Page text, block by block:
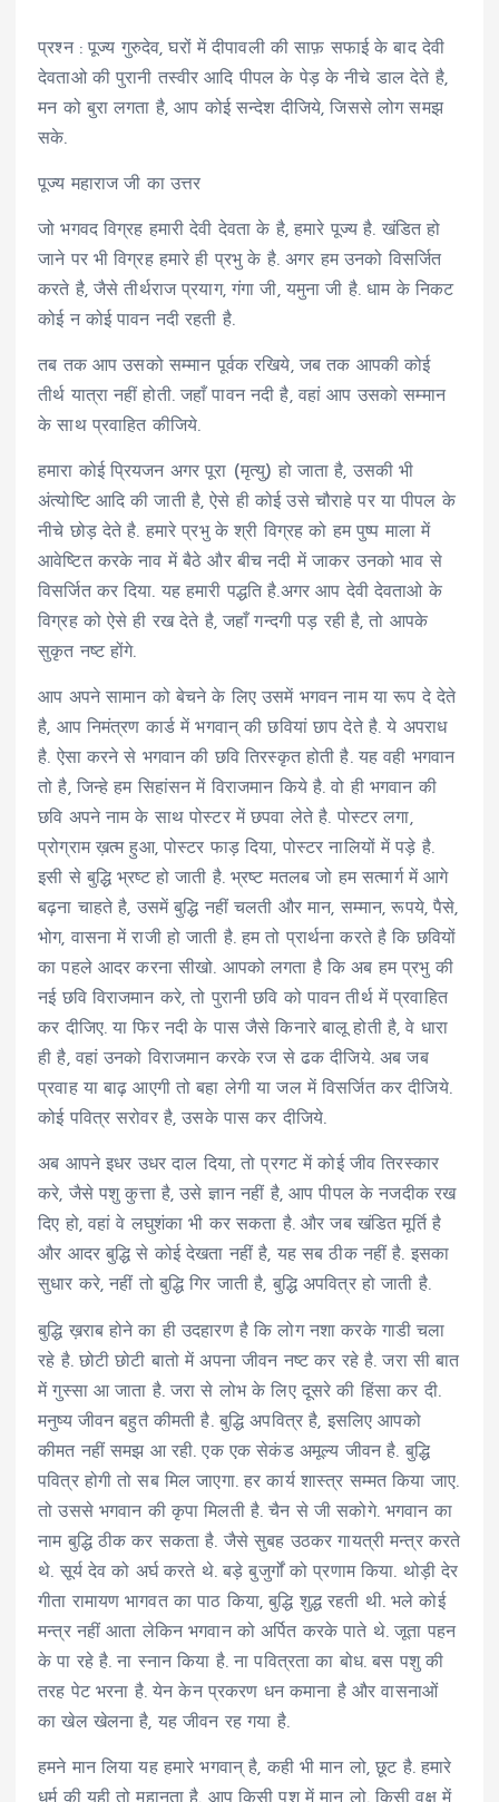
प्रश्न : पूज्य गुरुदेव, घरों में दीपावली की साफ़ सफाई के बाद देवी
देवताओ की पुरानी तस्वीर आदि पीपल के पेड़ के नीचे डाल देते है,
मन को बुरा लगता है, आप कोई सन्देश दीजिये, जिससे लोग समझ
सके.
पूज्य महाराज जी का उत्तर
जो भगवद विग्रह हमारी देवी देवता के है, हमारे पूज्य है. खंडित हो
जाने पर भी विग्रह हमारे ही प्रभु के है. अगर हम उनको विसर्जित
करते है, जैसे तीर्थराज प्रयाग, गंगा जी, यमुना जी है. धाम के निकट
कोई न कोई पावन नदी रहती है.
तब तक आप उसको सम्मान पूर्वक रखिये, जब तक आपकी कोई
तीर्थ यात्रा नहीं होती. जहाँ पावन नदी है, वहां आप उसको सम्मान
के साथ प्रवाहित कीजिये.
हमारा कोई प्रियजन अगर पूरा (मृत्यु) हो जाता है, उसकी भी
अंत्योष्टि आदि की जाती है, ऐसे ही कोई उसे चौराहे पर या पीपल के
नीचे छोड़ देते है. हमारे प्रभु के श्री विग्रह को हम पुष्प माला में
आवेष्टित करके नाव में बैठे और बीच नदी में जाकर उनको भाव से
विसर्जित कर दिया. यह हमारी पद्धति है.अगर आप देवी देवताओ के
विग्रह को ऐसे ही रख देते है, जहाँ गन्दगी पड़ रही है, तो आपके
सुकृत नष्ट होंगे.
आप अपने सामान को बेचने के लिए उसमें भगवन नाम या रूप दे देते
है, आप निमंत्रण कार्ड में भगवान् की छवियां छाप देते है. ये अपराध
है. ऐसा करने से भगवान की छवि तिरस्कृत होती है. यह वही भगवान
तो है, जिन्हे हम सिहांसन में विराजमान किये है. वो ही भगवान की
छवि अपने नाम के साथ पोस्टर में छपवा लेते है. पोस्टर लगा,
प्रोग्राम ख़त्म हुआ, पोस्टर फाड़ दिया, पोस्टर नालियों में पड़े है.
इसी से बुद्धि भ्रष्ट हो जाती है. भ्रष्ट मतलब जो हम सत्मार्ग में आगे
बढ़ना चाहते है, उसमें बुद्धि नहीं चलती और मान, सम्मान, रूपये, पैसे,
भोग, वासना में राजी हो जाती है. हम तो प्रार्थना करते है कि छवियों
का पहले आदर करना सीखो. आपको लगता है कि अब हम प्रभु की
नई छवि विराजमान करे, तो पुरानी छवि को पावन तीर्थ में प्रवाहित
कर दीजिए. या फिर नदी के पास जैसे किनारे बालू होती है, वे धारा
ही है, वहां उनको विराजमान करके रज से ढक दीजिये. अब जब
प्रवाह या बाढ़ आएगी तो बहा लेगी या जल में विसर्जित कर दीजिये.
कोई पवित्र सरोवर है, उसके पास कर दीजिये.
अब आपने इधर उधर दाल दिया, तो प्रगट में कोई जीव तिरस्कार
करे, जैसे पशु कुत्ता है, उसे ज्ञान नहीं है, आप पीपल के नजदीक रख
दिए हो, वहां वे लघुशंका भी कर सकता है. और जब खंडित मूर्ति है
और आदर बुद्धि से कोई देखता नहीं है, यह सब ठीक नहीं है. इसका
सुधार करे, नहीं तो बुद्धि गिर जाती है, बुद्धि अपवित्र हो जाती है.
बुद्धि ख़राब होने का ही उदहारण है कि लोग नशा करके गाडी चला
रहे है. छोटी छोटी बातो में अपना जीवन नष्ट कर रहे है. जरा सी बात
में गुस्सा आ जाता है. जरा से लोभ के लिए दूसरे की हिंसा कर दी.
मनुष्य जीवन बहुत कीमती है. बुद्धि अपवित्र है, इसलिए आपको
कीमत नहीं समझ आ रही. एक एक सेकंड अमूल्य जीवन है. बुद्धि
पवित्र होगी तो सब मिल जाएगा. हर कार्य शास्त्र सम्मत किया जाए.
तो उससे भगवान की कृपा मिलती है. चैन से जी सकोगे. भगवान का
नाम बुद्धि ठीक कर सकता है. जैसे सुबह उठकर गायत्री मन्त्र करते
थे. सूर्य देव को अर्घ करते थे. बड़े बुजुर्गों को प्रणाम किया. थोड़ी देर
गीता रामायण भागवत का पाठ किया, बुद्धि शुद्ध रहती थी. भले कोई
मन्त्र नहीं आता लेकिन भगवान को अर्पित करके पाते थे. जूता पहन
के पा रहे है. ना स्नान किया है. ना पवित्रता का बोध. बस पशु की
तरह पेट भरना है. येन केन प्रकरण धन कमाना है और वासनाओं
का खेल खेलना है, यह जीवन रह गया है.
हमने मान लिया यह हमारे भगवान् है, कही भी मान लो, छूट है. हमारे
धर्म की यही तो महानता है. आप किसी पशु में मान लो. किसी वृक्ष में